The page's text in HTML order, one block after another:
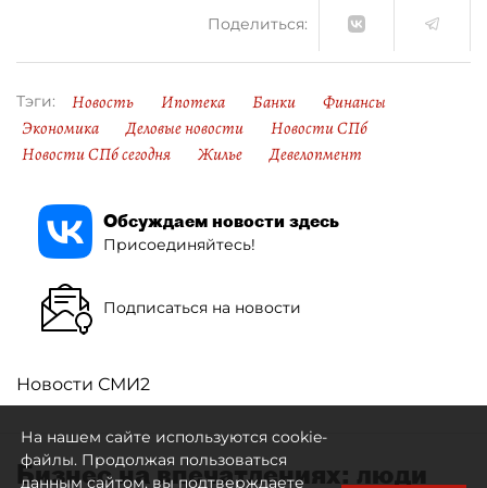
Поделиться:
Тэги: Новость Ипотека Банки
Финансы
Экономика
Деловые новости
Новости СПб
Новости СПб сегодня
Жилье Девелопмент
Обсуждаем новости здесь
Присоединяйтесь!
Подписаться на новости
Новости СМИ2
Бизнес на впечатлениях: люди
На нашем сайте используются cookie-
файлы. Продолжая пользоваться
данным сайтом, вы подтверждаете